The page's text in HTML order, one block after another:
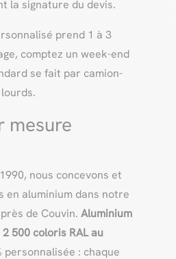
la signature du devis.
prend 1 à 3
comptez un week-end
se fait par camion-
mesure
nous concevons et
en aluminium dans notre
de Couvin. Aluminium
2 500 coloris RAL au
personnalisée : chaque